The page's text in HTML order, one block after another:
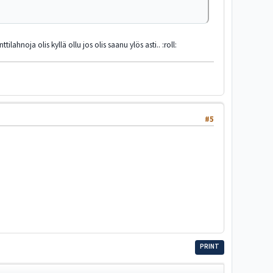
olis kyllä ollu jos olis saanu ylös asti.. :roll:
#5
PRINT